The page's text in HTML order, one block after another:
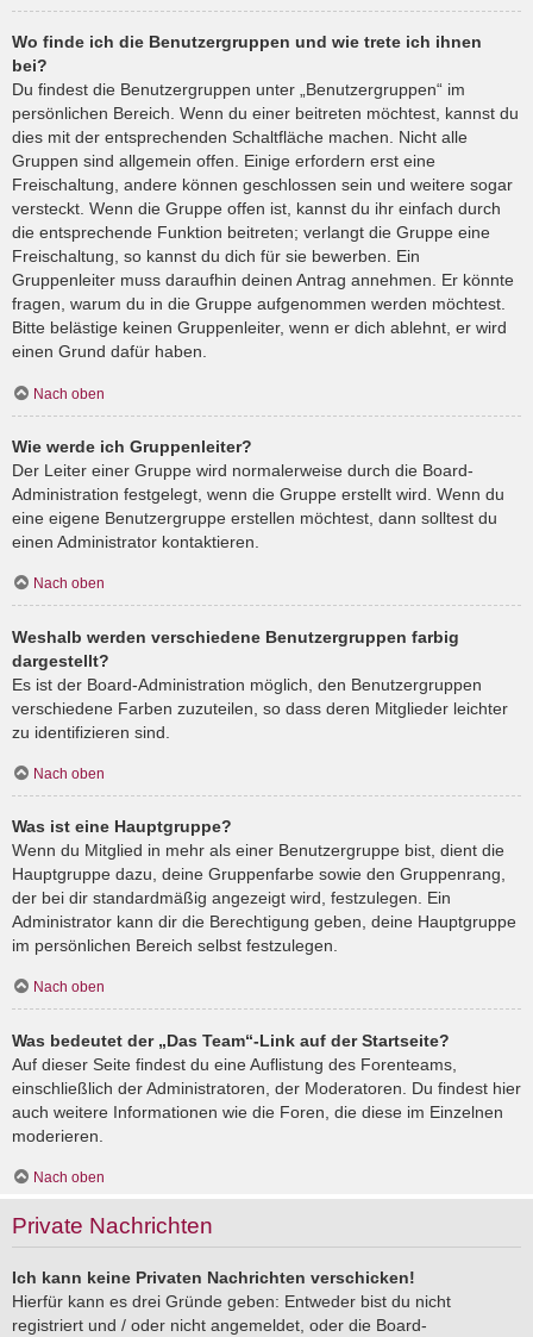
Wo finde ich die Benutzergruppen und wie trete ich ihnen
bei?
Du findest die Benutzergruppen unter „Benutzergruppen“ im
persönlichen Bereich. Wenn du einer beitreten möchtest, kannst du
dies mit der entsprechenden Schaltfläche machen. Nicht alle
Gruppen sind allgemein offen. Einige erfordern erst eine
Freischaltung, andere können geschlossen sein und weitere sogar
versteckt. Wenn die Gruppe offen ist, kannst du ihr einfach durch
die entsprechende Funktion beitreten; verlangt die Gruppe eine
Freischaltung, so kannst du dich für sie bewerben. Ein
Gruppenleiter muss daraufhin deinen Antrag annehmen. Er könnte
fragen, warum du in die Gruppe aufgenommen werden möchtest.
Bitte belästige keinen Gruppenleiter, wenn er dich ablehnt, er wird
einen Grund dafür haben.
Nach oben
Wie werde ich Gruppenleiter?
Der Leiter einer Gruppe wird normalerweise durch die Board-
Administration festgelegt, wenn die Gruppe erstellt wird. Wenn du
eine eigene Benutzergruppe erstellen möchtest, dann solltest du
einen Administrator kontaktieren.
Nach oben
Weshalb werden verschiedene Benutzergruppen farbig
dargestellt?
Es ist der Board-Administration möglich, den Benutzergruppen
verschiedene Farben zuzuteilen, so dass deren Mitglieder leichter
zu identifizieren sind.
Nach oben
Was ist eine Hauptgruppe?
Wenn du Mitglied in mehr als einer Benutzergruppe bist, dient die
Hauptgruppe dazu, deine Gruppenfarbe sowie den Gruppenrang,
der bei dir standardmäßig angezeigt wird, festzulegen. Ein
Administrator kann dir die Berechtigung geben, deine Hauptgruppe
im persönlichen Bereich selbst festzulegen.
Nach oben
Was bedeutet der „Das Team“-Link auf der Startseite?
Auf dieser Seite findest du eine Auflistung des Forenteams,
einschließlich der Administratoren, der Moderatoren. Du findest hier
auch weitere Informationen wie die Foren, die diese im Einzelnen
moderieren.
Nach oben
Private Nachrichten
Ich kann keine Privaten Nachrichten verschicken!
Hierfür kann es drei Gründe geben: Entweder bist du nicht
registriert und / oder nicht angemeldet, oder die Board-